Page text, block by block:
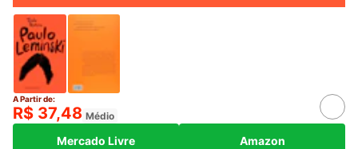
A Partir de:
R$ 37,48 Médio
Mercado Livre Amazon